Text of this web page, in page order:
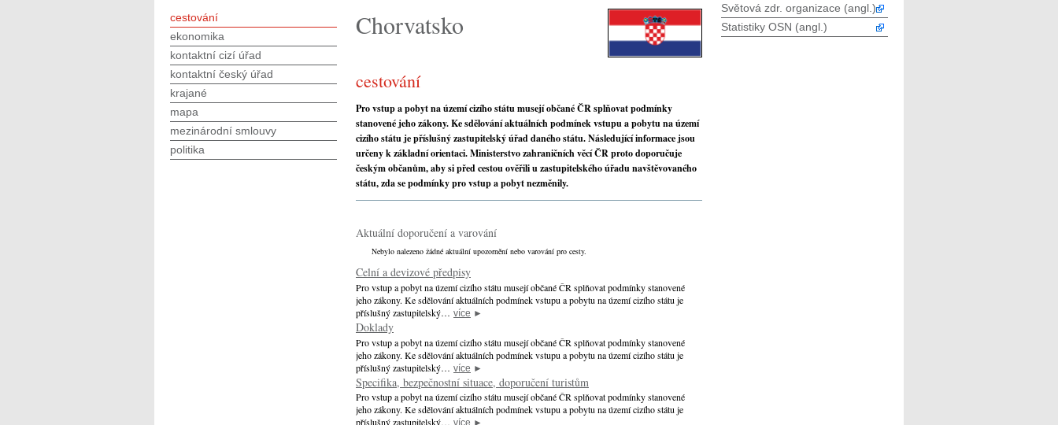
Chorvatsko
cestování
Pro vstup a pobyt na území cizího státu musejí občané ČR splňovat podmínky
stanovené jeho zákony. Ke sdělování aktuálních podmínek vstupu a pobytu na území
cizího státu je příslušný zastupitelský úřad daného státu. Následující informace jsou
určeny k základní orientaci. Ministerstvo zahraničních věcí ČR proto doporučuje
českým občanům, aby si před cestou ověřili u zastupitelského úřadu navštěvovaného
státu, zda se podmínky pro vstup a pobyt nezměnily.
Aktuální doporučení a varování
Nebylo nalezeno žádné aktuální upozornění nebo varování pro cesty.
Celní a devizové předpisy
Pro vstup a pobyt na území cizího státu musejí občané ČR splňovat podmínky stanovené
jeho zákony. Ke sdělování aktuálních podmínek vstupu a pobytu na území cizího státu je
příslušný zastupitelský… více ►
Doklady
Pro vstup a pobyt na území cizího státu musejí občané ČR splňovat podmínky stanovené
jeho zákony. Ke sdělování aktuálních podmínek vstupu a pobytu na území cizího státu je
příslušný zastupitelský… více ►
Specifika, bezpečnostní situace, doporučení turistům
Pro vstup a pobyt na území cizího státu musejí občané ČR splňovat podmínky stanovené
jeho zákony. Ke sdělování aktuálních podmínek vstupu a pobytu na území cizího státu je
příslušný zastupitelský…
cestování
ekonomika
kontaktní cizí úřad
kontaktní český úřad
krajané
mapa
mezinárodní smlouvy
politika
Světová zdr. organizace (angl.)
Statistiky OSN (angl.)